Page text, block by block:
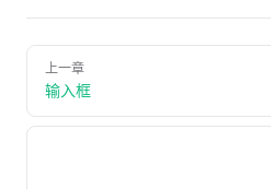
上一章
输入框